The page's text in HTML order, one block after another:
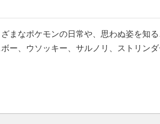
まなポケモンの日常や、思わぬ姿を知
ー、ウソッキー、サルノリ、ストリン